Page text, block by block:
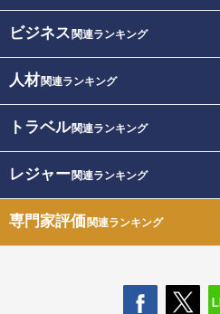
ビジネス 関連ランキング
人材関連ランキング
トラベル関連ランキング
レジャー関連ランキング
専門家評価関連ランキング